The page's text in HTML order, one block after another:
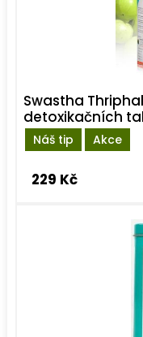
Náš tip Akce
Swastha
detoxikačních
229 Kč